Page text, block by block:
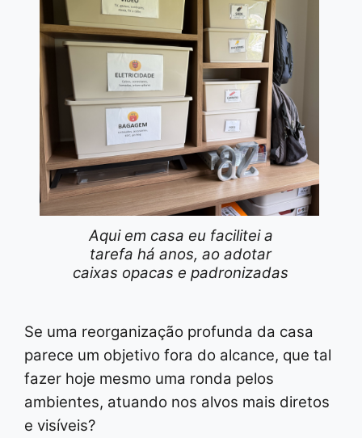
Aqui em casa eu facilitei a
tarefa há anos, ao adotar
caixas opacas e padronizadas
Se uma reorganização profunda da casa
parece um objetivo fora do alcance, que tal
fazer hoje mesmo uma ronda pelos
ambientes, atuando nos alvos mais diretos
e visíveis?